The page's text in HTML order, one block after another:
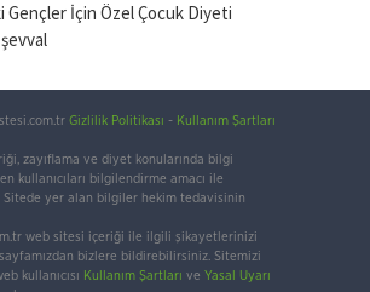
Gençler İçin Özel Çocuk Diyeti
şevval
Gizlilik Politikası - Kullanım Şartları
zayıflama ve diyet konularında bilgi
kullanıcıları bilgilendirme amacı ile
Sitede yer alan bilgiler hekim tedavisinin
web sitesi içeriği ile ilgili şikayetlerinizi
sayfamızdan bizlere bildirebilirsiniz. Sitemizi
kullanıcısı Kullanım Şartları ve Yasal Uyarı